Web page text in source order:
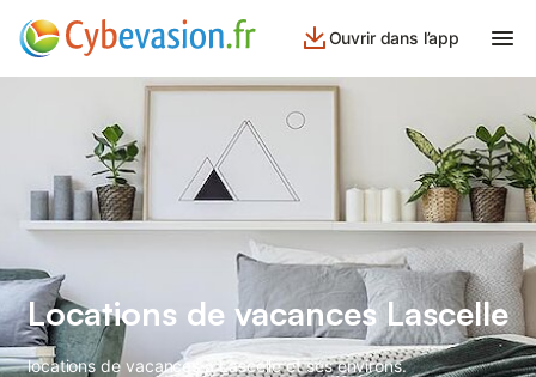
Ouvrir dans l’app
Locations de vacances Lascelle
locations de vacances à Lascelle et ses environs.